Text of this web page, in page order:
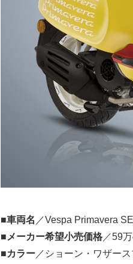
■車両名 ／Vespa Primavera
■メーカー希望小売価格 ／59
■カラー ／ショーン・ワザー